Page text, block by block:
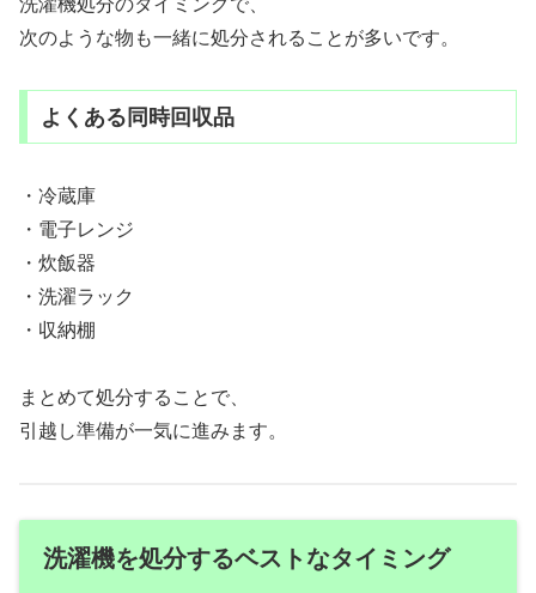
洗濯機処分のタイミングで、
次のような物も一緒に処分されることが多いです。
よくある同時回収品
・冷蔵庫
・電子レンジ
・炊飯器
・洗濯ラック
・収納棚
まとめて処分することで、
引越し準備が一気に進みます。
洗濯機を処分するベストなタイミング